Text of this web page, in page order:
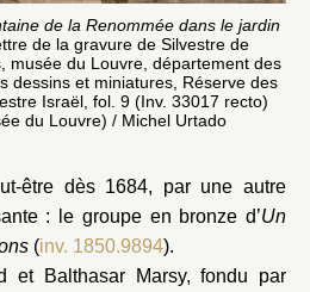
de la Renommée dans le jardin
de la gravure de Silvestre de
musée du Louvre, département des
dessins et miniatures, Réserve des
Israël, fol. 9 (Inv. 33017 recto)
du Louvre) / Michel Urtado
être dès 1684, par une autre
: le groupe en bronze d’Un
(inv. 1850.9894).
et Balthasar Marsy, fondu par